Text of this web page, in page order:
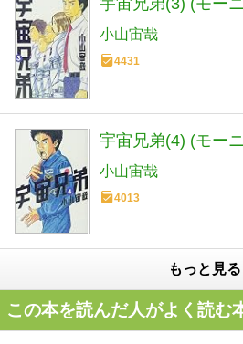
宇宙兄弟(3) (モー
小山宙哉
4431
宇宙兄弟(4) (モー
小山宙哉
4013
もっと見る
この本を読んだ人がよく読む